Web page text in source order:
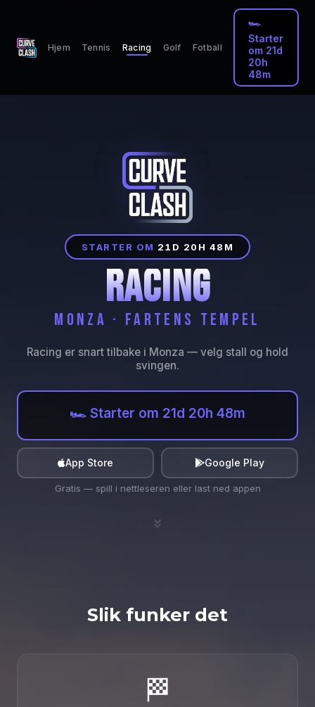
Hjem Tennis Racing Golf Fotball
🏎️
Starter
om 21d
20h
48m
STARTER OM 21D 20H 48M
RACING
MONZA · FARTENS TEMPEL
Racing er snart tilbake i Monza — velg stall og hold
svingen.
🏎️ Starter om 21d 20h 48m
App Store Google Play
Gratis — spill i nettleseren eller last ned appen
Slik funker det
🏁